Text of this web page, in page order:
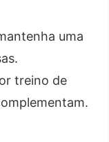
uma
treino de